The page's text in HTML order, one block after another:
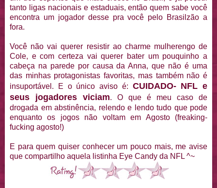
tanto ligas nacionais e estaduais, então quem sabe você
encontra um jogador desse pra você pelo Brasilzão a
fora.
Você não vai querer resistir ao charme mulherengo de
Cole, e com certeza vai querer bater um pouquinho a
cabeça na parede por causa da Anna, que não é uma
das minhas protagonistas favoritas, mas também não é
insuportável. E o único aviso é: CUIDADO- NFL e
seus jogadores viciam. O que é meu caso de
drogada em abstinência, relendo e lendo tudo que pode
enquanto os jogos não voltam em Agosto (freaking-
fucking agosto!)
E para quem quiser conhecer um pouco mais, me avise
que compartilho aquela listinha Eye Candy da NFL ^~